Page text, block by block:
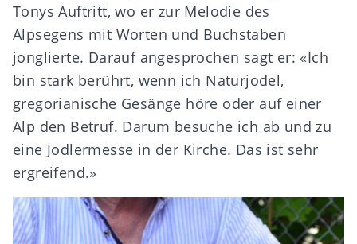
Tonys Auftritt, wo er zur Melodie des
Alpsegens mit Worten und Buchstaben
jonglierte. Darauf angesprochen sagt er: «Ich
bin stark berührt, wenn ich Naturjodel,
gregorianische Gesänge höre oder auf einer
Alp den Betruf. Darum besuche ich ab und zu
eine Jodlermesse in der Kirche. Das ist sehr
ergreifend.»